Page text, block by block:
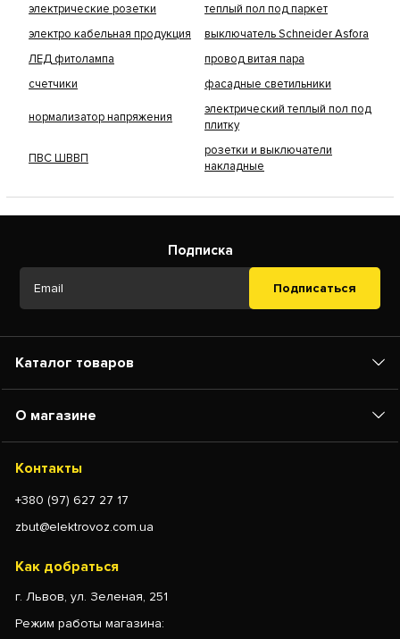
электрические розетки
теплый пол под паркет
электро кабельная продукция
выключатель Schneider Asfora
ЛЕД фитолампа
провод витая пара
счетчики
фасадные светильники
нормализатор напряжения
электрический теплый пол под
плитку
ПВС ШВВП
розетки и выключатели
накладные
Подписка
Подписаться
Каталог товаров
О магазине
Контакты
+380 (97) 627 27 17
zbut@elektrovoz.com.ua
Как добраться
г. Львов, ул. Зеленая, 251
Режим работы магазина: